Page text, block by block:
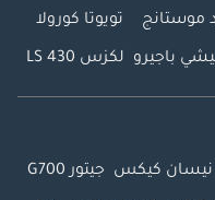
موستانج تويوتا كورولا
باجيرو لكزس LS 430
نيسان كيكس جيتور G700